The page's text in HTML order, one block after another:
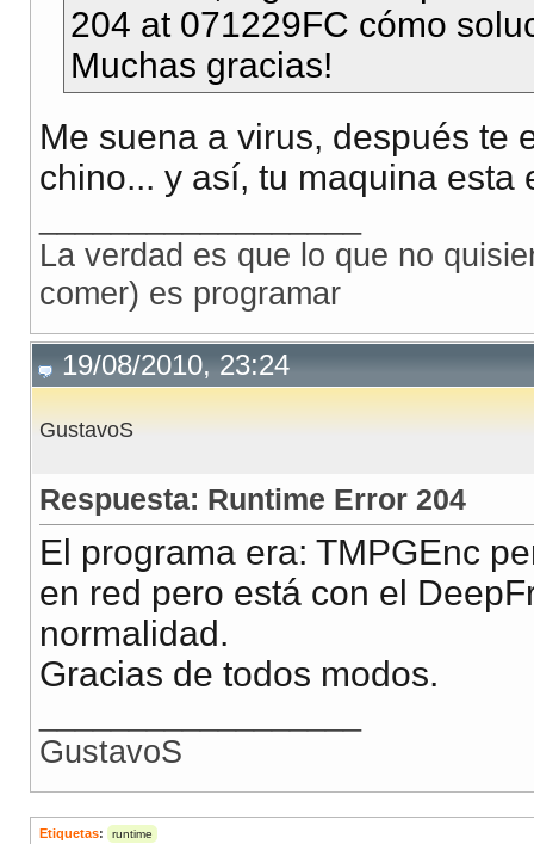
204 at 071229FC cómo
Muchas gracias!
Me suena a virus, después te
chino... y así, tu maquina esta
La verdad es que lo que no
comer) es programar
19/08/2010, 23:24
GustavoS
Respuesta: Runtime Error 204
El programa era: TMPGEnc
en red pero está con el
normalidad.
Gracias de todos modos.
GustavoS
Etiquetas: runtime